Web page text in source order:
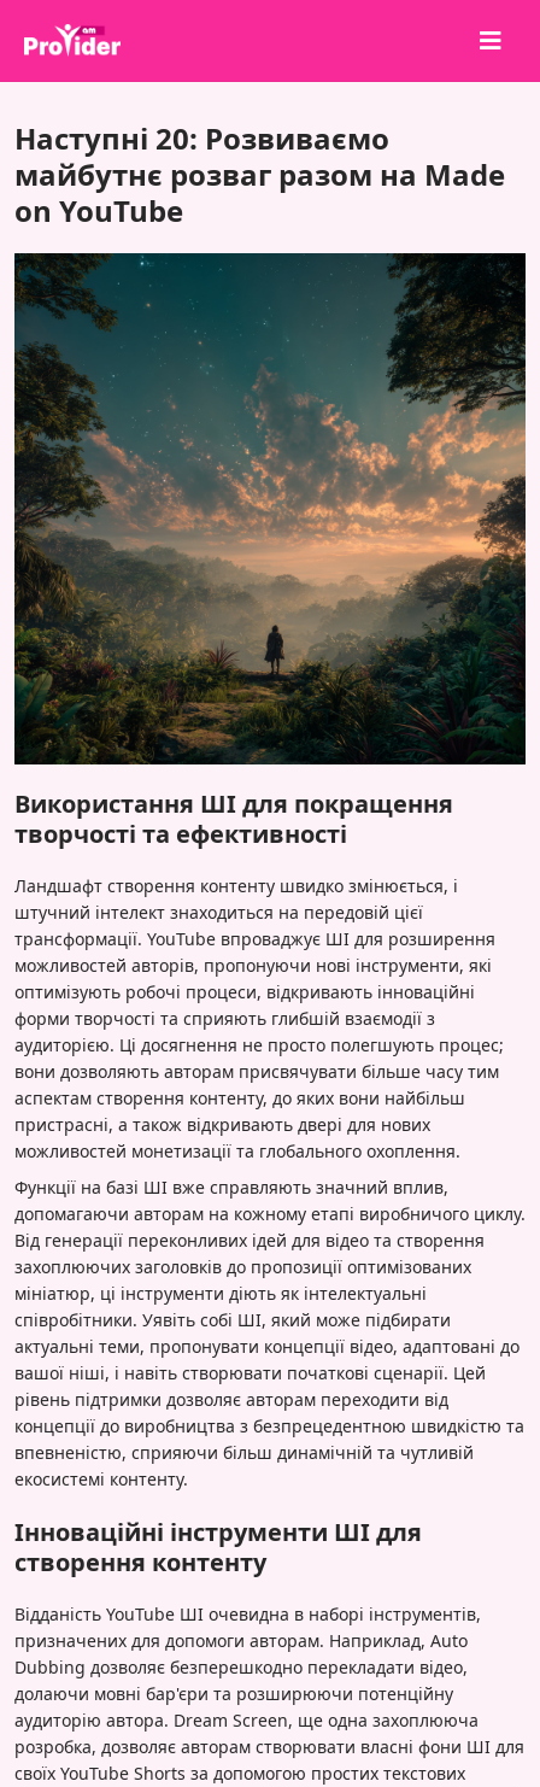
Про нас
Увійти
Зареєструватися
Послуги
Умови
Блог
Наступні 20: Розвиваємо
майбутнє розваг разом на Made
on YouTube
Використання ШІ для покращення
творчості та ефективності
Ландшафт створення контенту швидко змінюється, і
штучний інтелект знаходиться на передовій цієї
трансформації. YouTube впроваджує ШІ для розширення
можливостей авторів, пропонуючи нові інструменти, які
оптимізують робочі процеси, відкривають інноваційні
форми творчості та сприяють глибшій взаємодії з
аудиторією. Ці досягнення не просто полегшують процес;
вони дозволяють авторам присвячувати більше часу тим
аспектам створення контенту, до яких вони найбільш
пристрасні, а також відкривають двері для нових
можливостей монетизації та глобального охоплення.
Функції на базі ШІ вже справляють значний вплив,
допомагаючи авторам на кожному етапі виробничого циклу.
Від генерації переконливих ідей для відео та створення
захоплюючих заголовків до пропозиції оптимізованих
мініатюр, ці інструменти діють як інтелектуальні
співробітники. Уявіть собі ШІ, який може підбирати
актуальні теми, пропонувати концепції відео, адаптовані до
вашої ніші, і навіть створювати початкові сценарії. Цей
рівень підтримки дозволяє авторам переходити від
концепції до виробництва з безпрецедентною швидкістю та
впевненістю, сприяючи більш динамічній та чутливій
екосистемі контенту.
Інноваційні інструменти ШІ для
створення контенту
Відданість YouTube ШІ очевидна в наборі інструментів,
призначених для допомоги авторам. Наприклад, Auto
Dubbing дозволяє безперешкодно перекладати відео,
долаючи мовні бар'єри та розширюючи потенційну
аудиторію автора. Dream Screen, ще одна захоплююча
розробка, дозволяє авторам створювати власні фони ШІ для
своїх YouTube Shorts за допомогою простих текстових